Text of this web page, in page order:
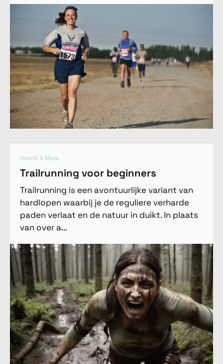
Health & More
Trailrunning voor beginners
Trailrunning is een avontuurlijke variant van
hardlopen waarbij je de reguliere verharde
paden verlaat en de natuur in duikt. In plaats
van over a...